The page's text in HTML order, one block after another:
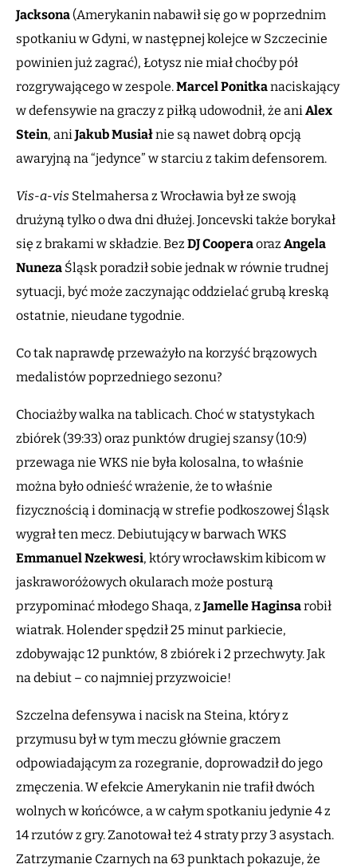
Jacksona (Amerykanin nabawił się go w poprzednim
spotkaniu w Gdyni, w następnej kolejce w Szczecinie
powinien już zagrać), Łotysz nie miał choćby pół
rozgrywającego w zespole.Marcel Ponitkanaciskający
w defensywie na graczy z piłką udowodnił, że aniAlex
Stein, aniJakubMusiałnie są nawet dobrą opcją
awaryjną na “jedynce” w starciu z takim defensorem.
Vis-a-vis Stelmahersa z Wrocławia był ze swoją
drużyną tylko o dwa dni dłużej. Joncevski także borykał
się z brakami w składzie. Bez DJ Cooperaoraz Angela
Nuneza Śląsk poradził sobie jednak w równie trudnej
sytuacji, być może zaczynając oddzielać grubą kreską
ostatnie, nieudane tygodnie.
Co tak naprawdę przeważyło na korzyść brązowych
medalistów poprzedniego sezonu?
Chociażby walka na tablicach. Choć w statystykach
zbiórek (39:33) oraz punktów drugiej szansy (10:9)
przewaga nie WKS nie była kolosalna, to właśnie
można było odnieść wrażenie, że to właśnie
fizycznością i dominacją w strefie podkoszowej Śląsk
wygrał ten mecz. Debiutujący w barwach WKS
Emmanuel Nzekwesi, który wrocławskim kibicom w
jaskraworóżowych okularach może posturą
przypominać młodego Shaqa, z Jamelle Haginsarobił
wiatrak. Holender spędził 25 minut parkiecie,
zdobywając 12 punktów, 8 zbiórek i 2 przechwyty. Jak
na debiut – co najmniej przyzwoicie!
Szczelna defensywa i nacisk na Steina, który z
przymusu był w tym meczu głównie graczem
odpowiadającym za rozegranie, doprowadził do jego
zmęczenia. W efekcie Amerykanin nie trafił dwóch
wolnych w końcówce, a w całym spotkaniu jedynie 4 z
14 rzutów z gry. Zanotował też 4 straty przy 3 asystach.
Zatrzymanie Czarnych na 63 punktach pokazuje, że